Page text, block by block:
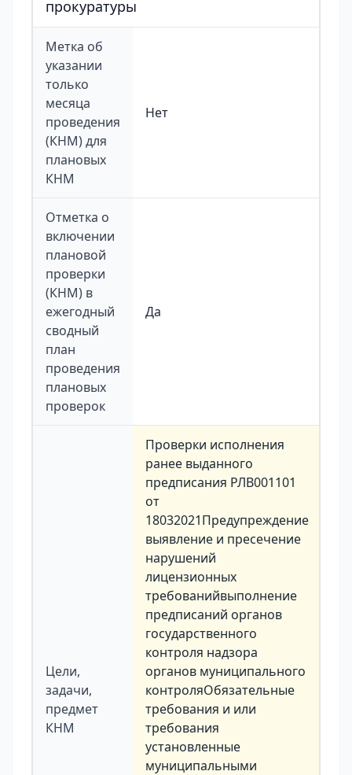
прокуратуры
Метка об
указании
только
месяца
проведения
(КНМ) для
плановых
КНМ
Нет
Отметка о
включении
плановой
проверки
(КНМ) в
ежегодный
сводный
план
проведения
плановых
проверок
Да
Цели,
задачи,
предмет
КНМ
Проверки исполнения
ранее выданного
предписания РЛВ001101
от
18032021Предупреждение
выявление и пресечение
нарушений
лицензионных
требованийвыполнение
предписаний органов
государственного
контроля надзора
органов муниципального
контроляОбязательные
требования и или
требования
установленные
муниципальными